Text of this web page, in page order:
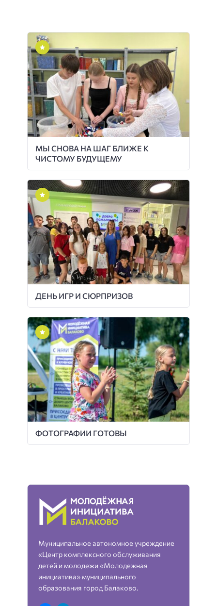
МЫ СНОВА НА ШАГ БЛИЖЕ К
ЧИСТОМУ БУДУЩЕМУ
ДЕНЬ ИГР И СЮРПРИЗОВ
ФОТОГРАФИИ ГОТОВЫ
Муниципальное автономное учреждение
«Центр комплексного обслуживания
детей и молодежи «Молодежная
инициатива» муниципального
образования город Балаково.